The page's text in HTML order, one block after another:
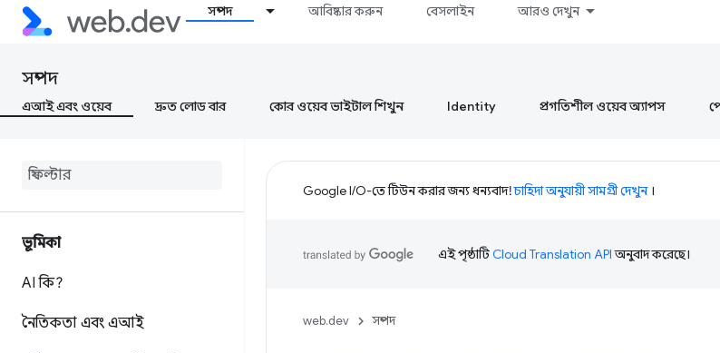
সম্পদ আবিষ্কার করুন বেসলাইন আরও দেখুন
সম্পদ
এআই এবং ওয়েব দ্রুত লোড বার কোর ওয়েব ভাইটাল শিখুন Identity প্রগতিশীল ওয়েব অ্যাপস
ভূমিকা
AI কি?
নৈতিকতা এবং এআই
Google I/O-তে টিউন করার জন্য ধন্যবাদ!চাহিদা অনুযায়ী সামগ্রী দেখুন।
এই পৃষ্ঠাটিCloud Translation APIঅনুবাদ করেছে।
web.dev সম্পদ